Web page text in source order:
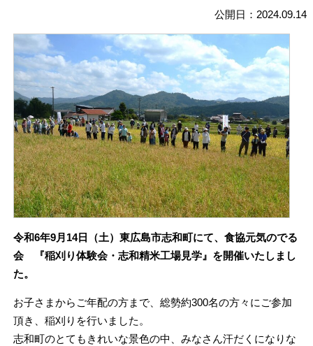
公開日：2024.09.14
令和6年9月14日（土）東広島市志和町にて、食協元気のでる
会 『稲刈り体験会・志和精米工場見学』を開催いたしまし
た。
お子さまからご年配の方まで、総勢約300名の方々にご参加
頂き、稲刈りを行いました。
志和町のとてもきれいな景色の中、みなさん汗だくになりな